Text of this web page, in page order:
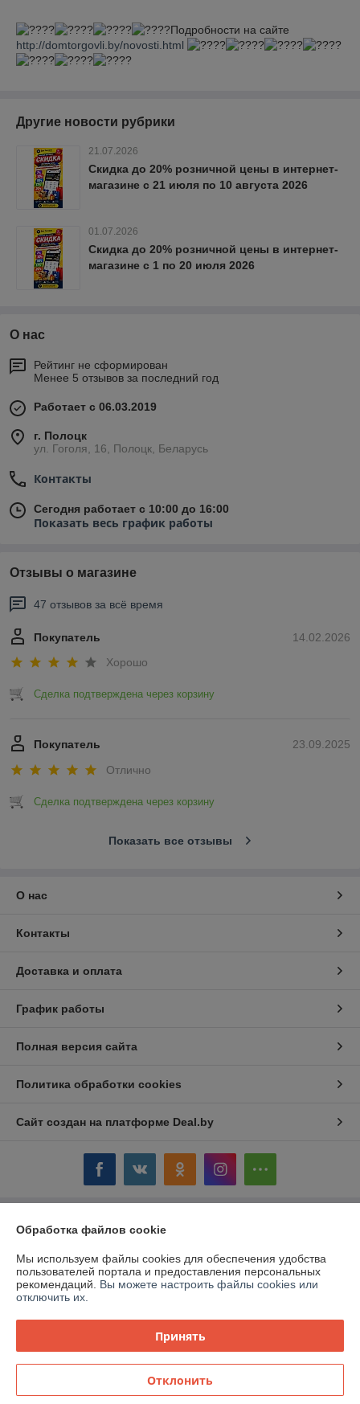
Подробности на сайте
http://domtorgovli.by/novosti.html
Другие новости рубрики
21.07.2026
Скидка до 20% розничной цены в интернет-
магазине с 21 июля по 10 августа 2026
01.07.2026
Скидка до 20% розничной цены в интернет-
магазине с 1 по 20 июля 2026
О нас
Рейтинг не сформирован
Менее 5 отзывов за последний год
Работает с 06.03.2019
г. Полоцк
ул. Гоголя, 16, Полоцк, Беларусь
Контакты
Сегодня работает с 10:00 до 16:00
Показать весь график работы
Отзывы о магазине
47 отзывов за всё время
14.02.2026
Покупатель
Хорошо
Сделка подтверждена через корзину
23.09.2025
Покупатель
Отлично
Сделка подтверждена через корзину
Показать все отзывы
О нас
Контакты
Доставка и оплата
График работы
Полная версия сайта
Политика обработки cookies
Сайт создан на платформе Deal.by
Информация для покупателя
Юридическое лицо: ОАО «Дом торговли»
Витебская обл.,г. Полоцк, ул. Гоголя, 16
Регистрационный номер ЕГР: 300058954
Регистрационный орган: Витебский облисполком
Дата регистрации компании: 12.03.1999
Местонахождение книги жалоб и предложений: ул. Гоголя, 16
Обработка файлов cookie
Мы используем файлы cookies для обеспечения удобства
пользователей портала и предоставления персональных
рекомендаций. Вы можете настроить файлы cookies или
отключить их.
Принять
Отклонить